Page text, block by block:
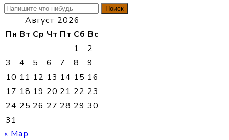
Найти:
Август 2026
Пн Вт Ср Чт Пт Сб Вс
1
2
3
4 5 6 7 8
9
10 11 12 13 14 15 16
17 18 19 20 21 22 23
24 25 26 27 28 29 30
31
« Мар